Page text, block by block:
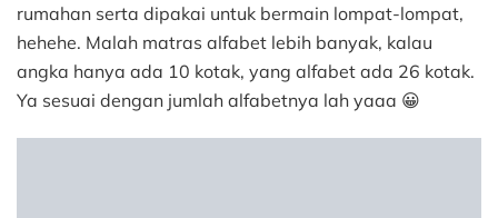
rumahan serta dipakai untuk bermain lompat-lompat,
hehehe. Malah matras alfabet lebih banyak, kalau
angka hanya ada 10 kotak, yang alfabet ada 26 kotak.
Ya sesuai dengan jumlah alfabetnya lah yaaa 😀